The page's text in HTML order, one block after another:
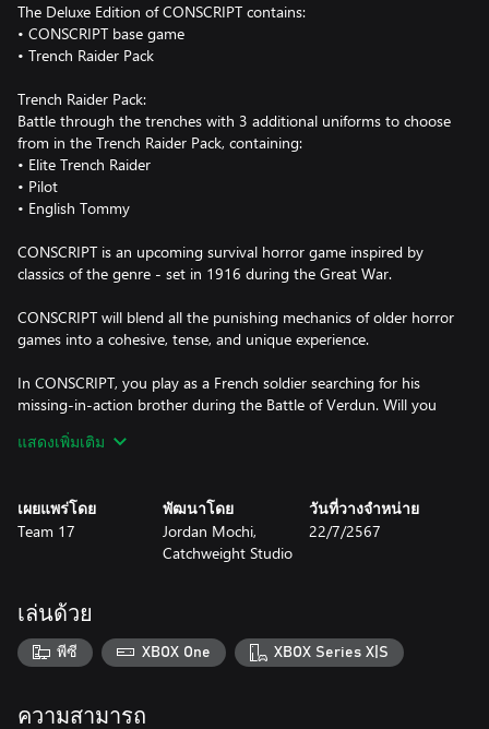
The Deluxe Edition of CONSCRIPT contains:
• CONSCRIPT base game
• Trench Raider Pack
Trench Raider Pack:
Battle through the trenches with 3 additional uniforms to choose
from in the Trench Raider Pack, containing:
• Elite Trench Raider
• Pilot
• English Tommy
CONSCRIPT is an upcoming survival horror game inspired by
classics of the genre - set in 1916 during the Great War.
CONSCRIPT will blend all the punishing mechanics of older horror
games into a cohesive, tense, and unique experience.
In CONSCRIPT, you play as a French soldier searching for his
missing-in-action brother during the Battle of Verdun. Will you
cross no-mans-land to find him, and ensure a home goes
Experience classic and methodical survival horror gameplay in a
unique historical setting: the Battle of Verdun.
Highly re-playable with various difficulty settings, multiple
Fend off a variety of enemy soldiers and combatants with a
variety of WW1 melee weapons and firearms.
unique pixel art aesthetic and oppressive sound design.
แสดงเพิ่มเติม
เผยแพร่โดย
Team 17
พัฒนาโดย
Jordan Mochi,
Catchweight Studio
วันที่วางจำหน่าย
22/7/2567
เล่นด้วย
พีซี XBOX One XBOX Series X|S
ความสามารถ